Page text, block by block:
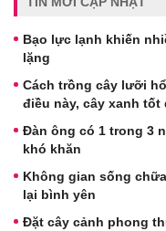
Bạo lực lạnh khiến
lặng
Cách trồng cây lưỡi
điều này, cây xanh tốt
Đàn ông có 1 trong 3
khó khăn
Không gian sống
lại bình yên
Đặt cây cảnh phong